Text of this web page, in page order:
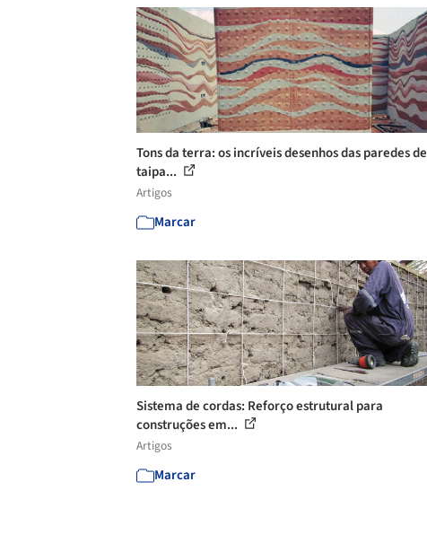
Tons da terra: os incríveis desenhos das paredes de
taipa...
Artigos
Marcar
Sistema de cordas: Reforço estrutural para
construções em...
Artigos
Marcar